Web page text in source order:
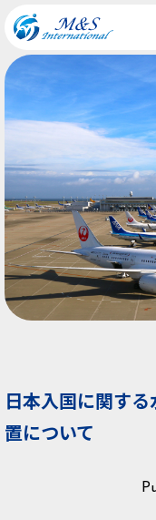
日本入国に関す
置について